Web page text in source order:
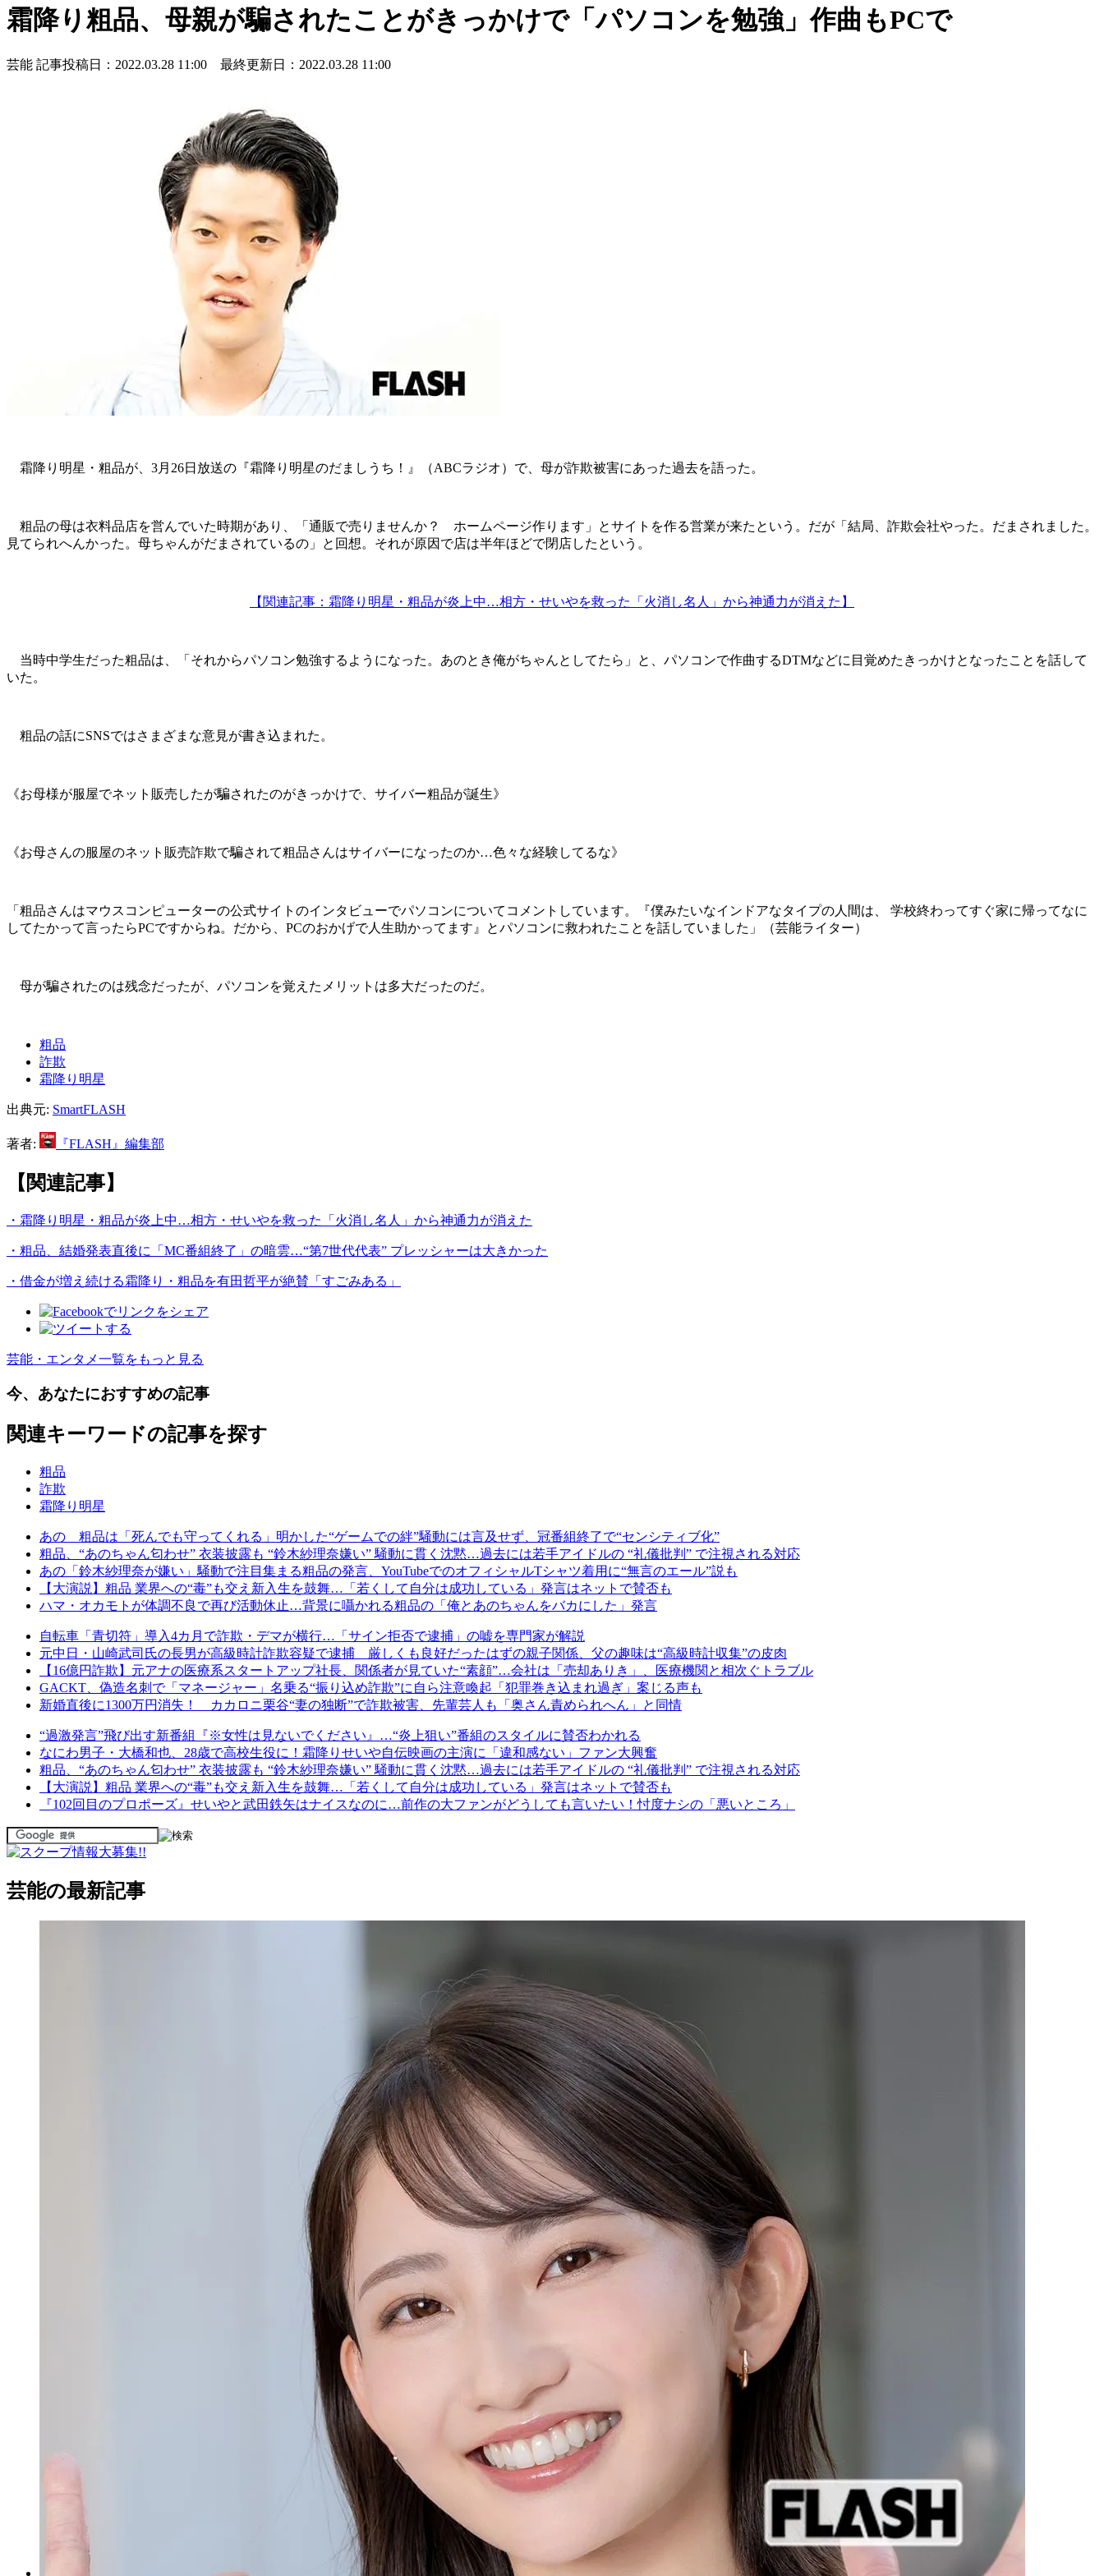
霜降り粗品、母親が騙されたことがきっかけで「パソコンを勉強」作曲もPCで
芸能 記事投稿日：2022.03.28 11:00 最終更新日：2022.03.28 11:00
霜降り明星・粗品が、3月26日放送の『霜降り明星のだましうち！』（ABCラジオ）で、母が詐欺被害にあった過去を語った。
粗品の母は衣料品店を営んでいた時期があり、「通販で売りませんか？ ホームページ作ります」とサイトを作る営業が来たという。だが「結局、詐欺会社やった。だまされました。
見てられへんかった。母ちゃんがだまされているの」と回想。それが原因で店は半年ほどで閉店したという。
【関連記事：霜降り明星・粗品が炎上中…相方・せいやを救った「火消し名人」から神通力が消えた】
当時中学生だった粗品は、「それからパソコン勉強するようになった。あのとき俺がちゃんとしてたら」と、パソコンで作曲するDTMなどに目覚めたきっかけとなったことを話して
いた。
粗品の話にSNSではさまざまな意見が書き込まれた。
《お母様が服屋でネット販売したが騙されたのがきっかけで、サイバー粗品が誕生》
《お母さんの服屋のネット販売詐欺で騙されて粗品さんはサイバーになったのか…色々な経験してるな》
「粗品さんはマウスコンピューターの公式サイトのインタビューでパソコンについてコメントしています。『僕みたいなインドアなタイプの人間は、 学校終わってすぐ家に帰ってなに
してたかって言ったらPCですからね。だから、PCのおかげで人生助かってます』とパソコンに救われたことを話していました」（芸能ライター）
母が騙されたのは残念だったが、パソコンを覚えたメリットは多大だったのだ。
粗品
詐欺
霜降り明星
出典元: SmartFLASH
著者: 『FLASH』編集部
【関連記事】
・霜降り明星・粗品が炎上中…相方・せいやを救った「火消し名人」から神通力が消えた
・粗品、結婚発表直後に「MC番組終了」の暗雲…“第7世代代表” プレッシャーは大きかった
・借金が増え続ける霜降り・粗品を有田哲平が絶賛「すごみある」
芸能・エンタメ一覧をもっと見る
今、あなたにおすすめの記事
関連キーワードの記事を探す
粗品
詐欺
霜降り明星
あの 粗品は「死んでも守ってくれる」明かした“ゲームでの絆”騒動には言及せず、冠番組終了で“センシティブ化”
粗品、“あのちゃん匂わせ” 衣装披露も “鈴木紗理奈嫌い” 騒動に貫く沈黙…過去には若手アイドルの “礼儀批判” で注視される対応
あの「鈴木紗理奈が嫌い」騒動で注目集まる粗品の発言、YouTubeでのオフィシャルTシャツ着用に“無言のエール”説も
【大演説】粗品 業界への“毒”も交え新入生を鼓舞…「若くして自分は成功している」発言はネットで賛否も
ハマ・オカモトが体調不良で再び活動休止…背景に囁かれる粗品の「俺とあのちゃんをバカにした」発言
自転車「青切符」導入4カ月で詐欺・デマが横行…「サイン拒否で逮捕」の嘘を専門家が解説
元中日・山崎武司氏の長男が高級時計詐欺容疑で逮捕 厳しくも良好だったはずの親子関係、父の趣味は“高級時計収集”の皮肉
【16億円詐欺】元アナの医療系スタートアップ社長、関係者が見ていた“素顔”…会社は「売却ありき」、医療機関と相次ぐトラブル
GACKT、偽造名刺で「マネージャー」名乗る“振り込め詐欺”に自ら注意喚起「犯罪巻き込まれ過ぎ」案じる声も
新婚直後に1300万円消失！ カカロニ栗谷“妻の独断”で詐欺被害、先輩芸人も「奥さん責められへん」と同情
“過激発言”飛び出す新番組『※女性は見ないでください』…“炎上狙い”番組のスタイルに賛否わかれる
なにわ男子・大橋和也、28歳で高校生役に！霜降りせいや自伝映画の主演に「違和感ない」ファン大興奮
粗品、“あのちゃん匂わせ” 衣装披露も “鈴木紗理奈嫌い” 騒動に貫く沈黙…過去には若手アイドルの “礼儀批判” で注視される対応
【大演説】粗品 業界への“毒”も交え新入生を鼓舞…「若くして自分は成功している」発言はネットで賛否も
『102回目のプロポーズ』せいやと武田鉄矢はナイスなのに…前作の大ファンがどうしても言いたい！忖度ナシの「悪いところ」
芸能の最新記事